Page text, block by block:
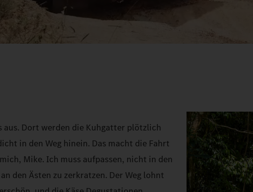
aus. Dort werden die Kuhgatter plötzlich
in den Weg hinein. Das macht die Fahrt
Mike. Ich muss aufpassen, nicht in den
den Ästen zu zerkratzen. Der Weg lohnt